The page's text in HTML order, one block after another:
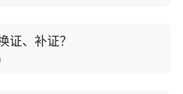
证、补证？